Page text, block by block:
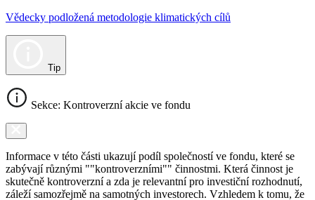
Vědecky podložená metodologie klimatických cílů
Tip
Sekce: Kontroverzní akcie ve fondu
Informace v této části ukazují podíl společností ve fondu, které se
zabývají různými ""kontroverzními"" činnostmi. Která činnost je
skutečně kontroverzní a zda je relevantní pro investiční rozhodnutí,
záleží samozřejmě na samotných investorech. Vzhledem k tomu, že